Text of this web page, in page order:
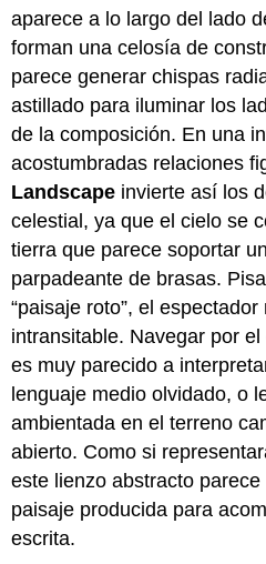
aparece a lo largo del lado
forman una celosía de
parece generar chispas
astillado para iluminar los
de la composición. En una
acostumbradas relaciones
Landscape invierte así los
celestial, ya que el cielo se
tierra que parece soportar
parpadeante de brasas.
“paisaje roto”, el
intransitable. Navegar por
es muy parecido a
lenguaje medio olvidado, o
ambientada en el terreno
abierto. Como si
este lienzo abstracto
paisaje producida para
escrita.